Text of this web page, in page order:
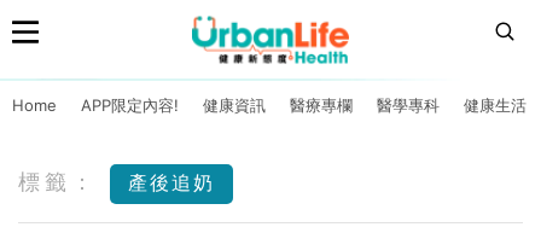
Home APP限定內容! 健康資訊 醫療專欄 醫學專科 健康生活
標籤： 產後追奶